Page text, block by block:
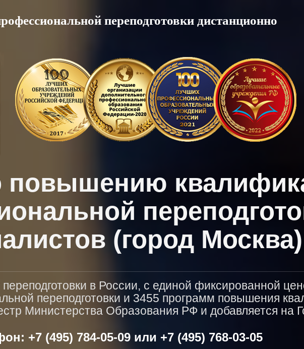
переподготовки дистанционно
повышению
(город Москва)
в России, с единой фиксированной
переподготовки и 3455 программ повышения
Министерства Образования РФ и добавляется на
+7 (495) 784-05-09 или +7 (495) 768-03-05